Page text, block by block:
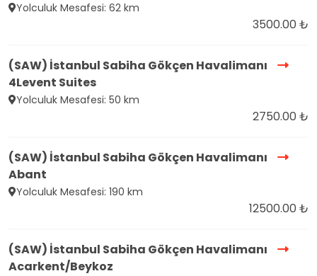
Yolculuk Mesafesi: 62 km
3500.00 ₺
(SAW) İstanbul Sabiha Gökçen Havalimanı
4Levent Suites
Yolculuk Mesafesi: 50 km
2750.00 ₺
(SAW) İstanbul Sabiha Gökçen Havalimanı
Abant
Yolculuk Mesafesi: 190 km
12500.00 ₺
(SAW) İstanbul Sabiha Gökçen Havalimanı
Acarkent/Beykoz